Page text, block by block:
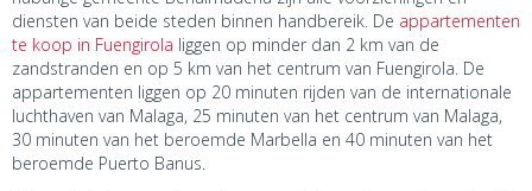
diensten van beide steden binnen handbereik. De appartementen
te koop in Fuengirola liggen op minder dan 2 km van de
zandstranden en op 5 km van het centrum van Fuengirola. De
appartementen liggen op 20 minuten rijden van de internationale
luchthaven van Malaga, 25 minuten van het centrum van Malaga,
30 minuten van het beroemde Marbella en 40 minuten van het
beroemde Puerto Banus.